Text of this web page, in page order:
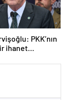
PKK’nın
ihanet